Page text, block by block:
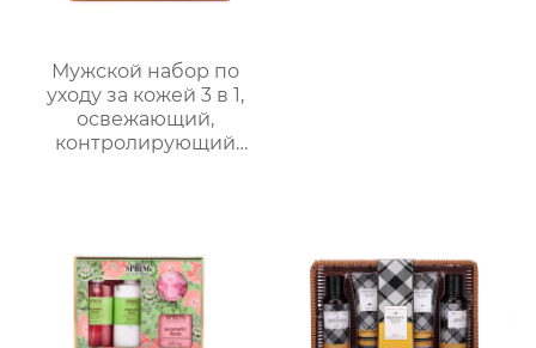
Мужской набор по
уходу за кожей 3 в 1,
освежающий,
контролирующий
мужской
многофункциональный
подарочный набор по
уходу за кожей